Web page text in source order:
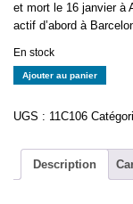
et mort le 16 janvier à
actif d’abord à
En stock
quantité
Joachim
député
Second
Ajouter au panier
UGS : 11C106
Description